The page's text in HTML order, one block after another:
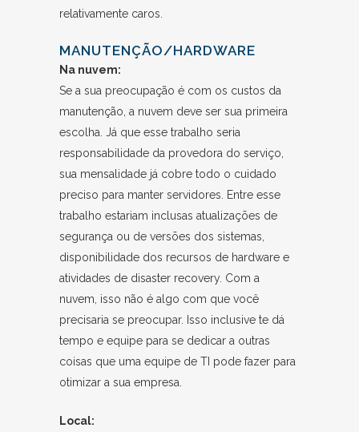
relativamente caros.
MANUTENÇÃO/HARDWARE
Na nuvem:
Se a sua preocupação é com os custos da
manutenção, a nuvem deve ser sua primeira
escolha. Já que esse trabalho seria
responsabilidade da provedora do serviço,
sua mensalidade já cobre todo o cuidado
preciso para manter servidores. Entre esse
trabalho estariam inclusas atualizações de
segurança ou de versões dos sistemas,
disponibilidade dos recursos de hardware e
atividades de disaster recovery. Com a
nuvem, isso não é algo com que você
precisaria se preocupar. Isso inclusive te dá
tempo e equipe para se dedicar a outras
coisas que uma equipe de TI pode fazer para
otimizar a sua empresa.
Local: